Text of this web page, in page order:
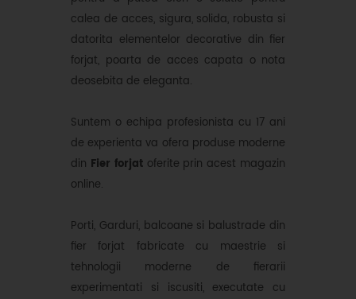
calea de acces, sigura, solida, robusta si
datorita elementelor decorative din fier
forjat, poarta de acces capata o nota
deosebita de eleganta.
Suntem o echipa profesionista cu 17 ani
de experienta va ofera produse moderne
din Fier forjatoferite prin acest magazin
online.
Porti, Garduri, balcoane si balustrade din
fier forjat fabricate cu maestrie si
tehnologii moderne de fierarii
experimentati si iscusiti, executate cu